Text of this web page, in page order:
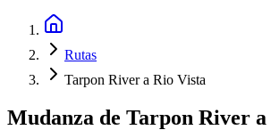
Rutas
Tarpon River a Rio Vista
Mudanza de Tarpon River a